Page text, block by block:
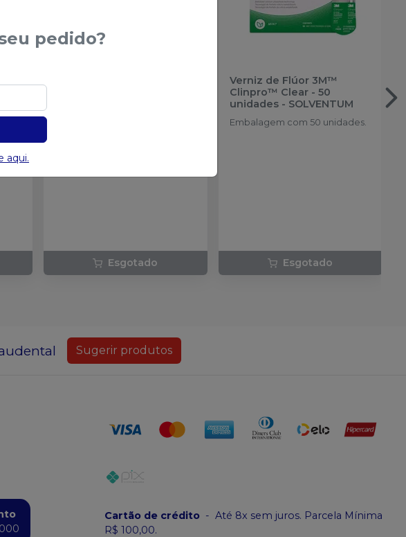
Esgotado
Verniz de Flúor 3M™
Clinpro™ Clear - 50
unidades- SOLVENTUM
Embalagem com 50 unidades.
Esgotado
Sugerir produtos
Cartão de crédito - Até 8x sem juros. Parcela Mínima
R$ 100,00.
pedido?
aqui.